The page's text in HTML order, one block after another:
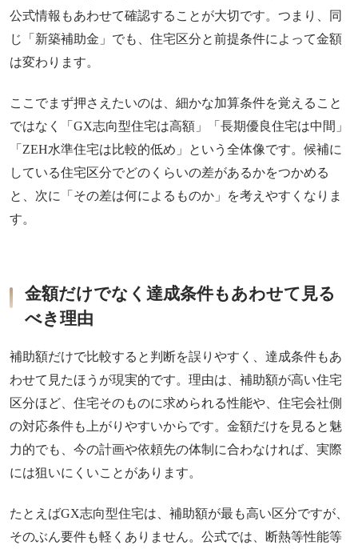
公式情報もあわせて確認することが大切です。つまり、同
じ「新築補助金」でも、住宅区分と前提条件によって金額
は変わります。
ここでまず押さえたいのは、細かな加算条件を覚えること
ではなく「GX志向型住宅は高額」「長期優良住宅は中間」
「ZEH水準住宅は比較的低め」という全体像です。候補に
している住宅区分でどのくらいの差があるかをつかめる
と、次に「その差は何によるものか」を考えやすくなりま
す。
金額だけでなく達成条件もあわせて見る
べき理由
補助額だけで比較すると判断を誤りやすく、達成条件もあ
わせて見たほうが現実的です。理由は、補助額が高い住宅
区分ほど、住宅そのものに求められる性能や、住宅会社側
の対応条件も上がりやすいからです。金額だけを見ると魅
力的でも、今の計画や依頼先の体制に合わなければ、実際
には狙いにくいことがあります。
たとえばGX志向型住宅は、補助額が最も高い区分ですが、
そのぶん要件も軽くありません。公式では、断熱等性能等